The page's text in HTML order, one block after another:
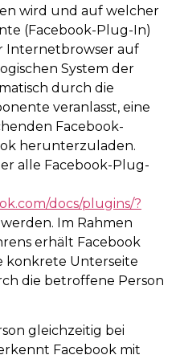
wird und auf welcher
(Facebook-Plug-In)
Internetbrowser auf
System der
durch die
veranlasst, eine
Facebook-
herunterzuladen.
alle Facebook-Plug-
docs/plugins/?
Im Rahmen
erhält Facebook
konkrete Unterseite
die betroffene Person
gleichzeitig bei
Facebook mit